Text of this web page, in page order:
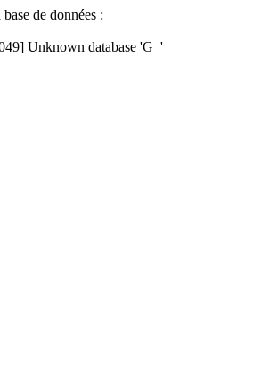
de données :
Unknown database 'G_'